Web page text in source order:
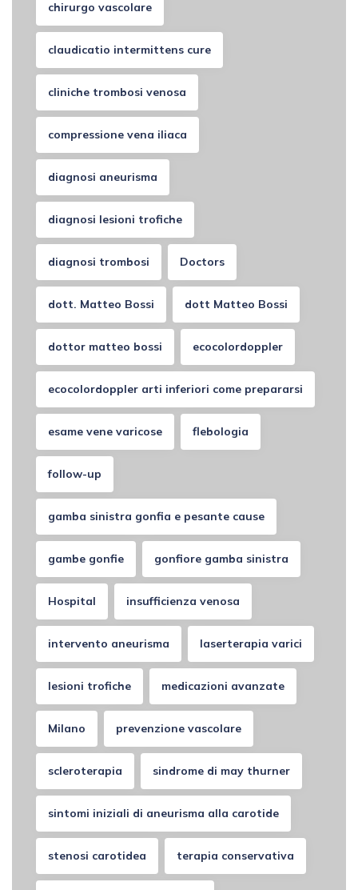
chirurgo vascolare
claudicatio intermittens cure
cliniche trombosi venosa
compressione vena iliaca
diagnosi aneurisma
diagnosi lesioni trofiche
diagnosi trombosi Doctors
dott. Matteo Bossi dott Matteo Bossi
dottor matteo bossi ecocolordoppler
ecocolordoppler arti inferiori come prepararsi
esame vene varicose flebologia
follow-up
gamba sinistra gonfia e pesante cause
gambe gonfie gonfiore gamba sinistra
Hospital insufficienza venosa
intervento aneurisma laserterapia varici
lesioni trofiche medicazioni avanzate
Milano prevenzione vascolare
scleroterapia sindrome di may thurner
sintomi iniziali di aneurisma alla carotide
stenosi carotidea terapia conservativa